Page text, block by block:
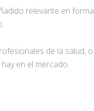
relevante en forma
de la salud, o
en el mercado.